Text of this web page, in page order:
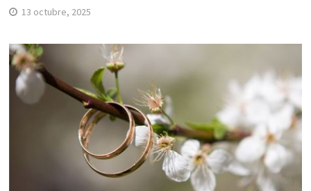
13 octubre, 2025